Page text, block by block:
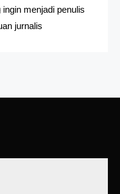
menjadi penulis
jurnalis